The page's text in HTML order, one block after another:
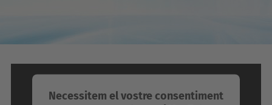
Necessitem el vostre consentiment